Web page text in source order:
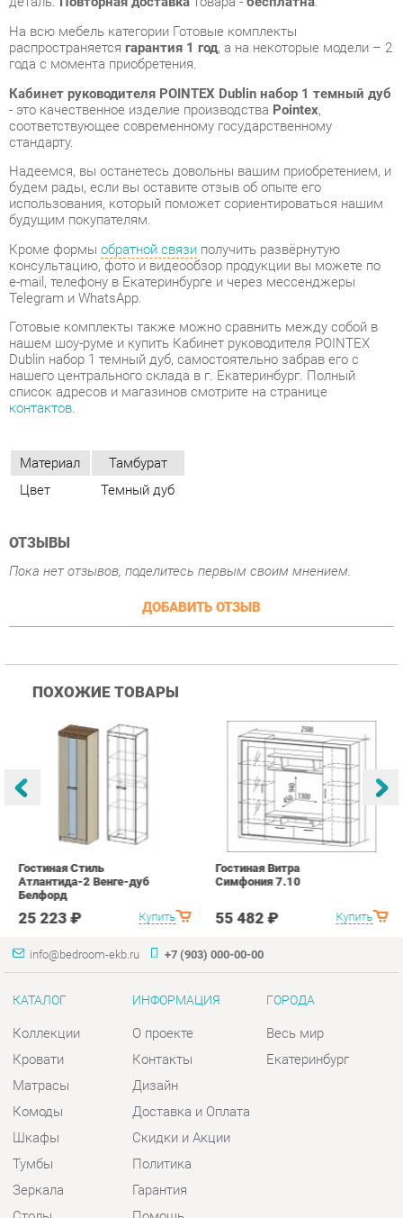
Кабинет руководителя POINTEX Dublin набор 1 темный дуб
- это качественное изделие производства
соответствующее современному государственному
стандарту.
Надеемся, вы останетесь довольны вашим приобретением, и
будем рады, если вы оставите отзыв об опыте его
использования, который поможет сориентироваться нашим
будущим покупателям.
консультацию, фото и видеообзор продукции вы можете по
e-mail, телефону в Екатеринбурге и через мессенджеры
Telegram и WhatsApp.
нашем шоу-руме и купить Кабинет руководителя POINTEX
Dublin набор 1 темный дуб, самостоятельно забрав его с
нашего центрального склада в г. Екатеринбург. Полный
список адресов и магазинов смотрите на странице
Материал
Тамбурат
Цвет
Темный дуб
Пока нет отзывов, поделитесь первым своим мнением.
ДОБАВИТЬ ОТЗЫВ
Атлантида-2 Венге-дуб
Белфорд
25 223 ₽ Купить
Гостиная Витра
Симфония 7.10
55 482 ₽
info@bedroom-ekb.ru +7 (903) 000-00-00
КАТАЛОГ
Коллекции
Матрасы
Тумбы
Зеркала
Столы
Мягкая мебель
Комплектующие
ИНФОРМАЦИЯ
О проекте
Дизайн
Скидки и Акции
Политика
Гарантия
Помощь
ГОРОДА
Весь мир
Шоурум и склад самовывоза